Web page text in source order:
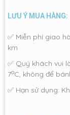
LƯU Ý MUA HÀNG:
✅ Miễn phí giao
km
✅ Quý khách vui
7oC, không để
✅ Hạn sử dụng: